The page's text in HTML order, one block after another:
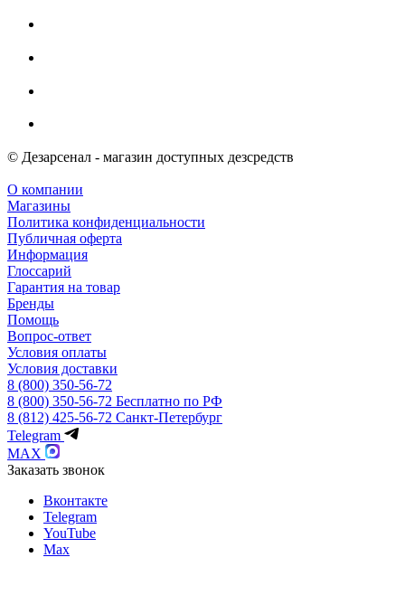
© Дезарсенал - магазин доступных дезсредств
О компании
Магазины
Политика конфиденциальности
Публичная оферта
Информация
Глоссарий
Гарантия на товар
Бренды
Помощь
Вопрос-ответ
Условия оплаты
Условия доставки
8 (800) 350-56-72
8 (800) 350-56-72 Бесплатно по РФ
8 (812) 425-56-72 Санкт-Петербург
Telegram
MAX
Заказать звонок
Вконтакте
Telegram
YouTube
Max